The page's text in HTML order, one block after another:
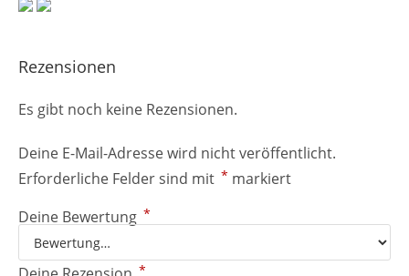
Rezensionen
Es gibt noch keine Rezensionen.
Deine E-Mail-Adresse wird nicht veröffentlicht.
Erforderliche Felder sind mit * markiert
Deine Bewertung *
*